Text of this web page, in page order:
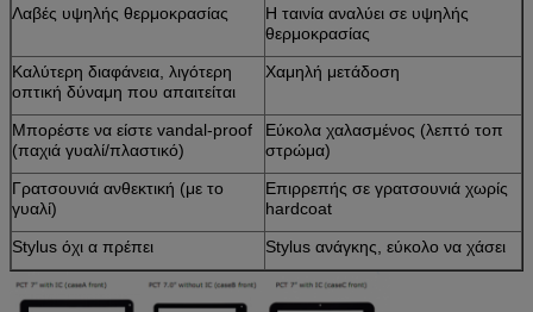
Λαβές υψηλής θερμοκρασίας
Η ταινία αναλύει σε υψηλής
θερμοκρασίας
Καλύτερη διαφάνεια, λιγότερη
οπτική δύναμη που απαιτείται
Χαμηλή μετάδοση
Μπορέστε να είστε vandal-proof
(παχιά γυαλί/πλαστικό)
Εύκολα χαλασμένος (λεπτό τοπ
στρώμα)
Γρατσουνιά ανθεκτική (με το
γυαλί)
Επιρρεπής σε γρατσουνιά χωρίς
hardcoat
Stylus όχι α πρέπει
Stylus ανάγκης, εύκολο να χάσει